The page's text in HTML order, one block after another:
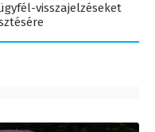
visszajelzéseket